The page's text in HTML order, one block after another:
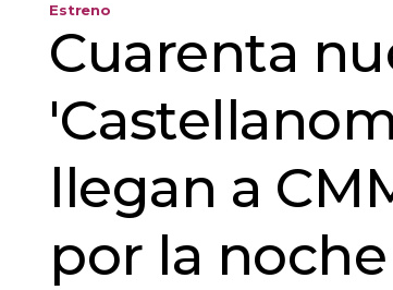
Estreno
Cuarenta
llegan a
por la noche